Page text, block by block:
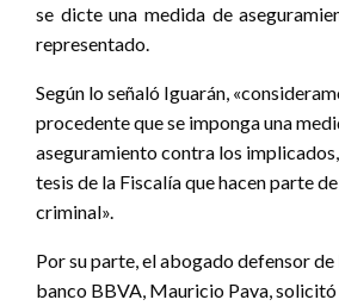
se dicte una medida de
representado.
Según lo señaló Iguarán,
procedente que se imponga una
aseguramiento contra los
tesis de la Fiscalía que hacen parte
criminal».
Por su parte, el abogado defensor
banco BBVA, Mauricio Pava, solicitó